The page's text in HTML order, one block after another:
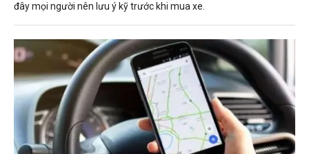
đây mọi người nên lưu ý kỹ trước khi mua xe.